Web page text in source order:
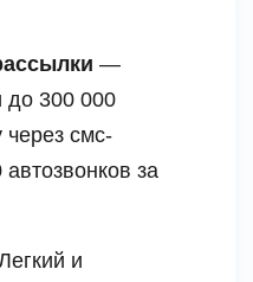
—
до 300 000
смс-
за
и